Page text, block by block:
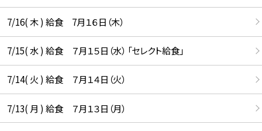
7/16( 木 ) 給食 7月１６日（木）
7/15( 水 ) 給食 ７月１５日（水） 「セレクト給食」
7/14( 火 ) 給食 ７月１４日（火）
7/13( 月 ) 給食 ７月１３日（月）